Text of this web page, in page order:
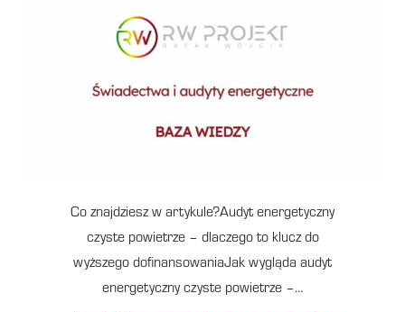
Co znajdziesz w artykule?Audyt energetyczny
czyste powietrze – dlaczego to klucz do
wyższego dofinansowaniaJak wygląda audyt
energetyczny czyste powietrze –…